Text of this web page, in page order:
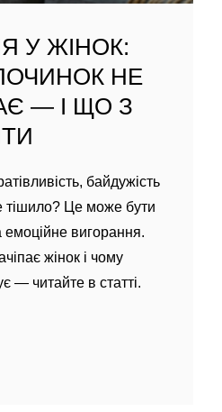
У ЖІНОК:
НЕ
— І ЩО З
байдужість
тішило? Це може бути
вигорання.
жінок і чому
— читайте в статті.